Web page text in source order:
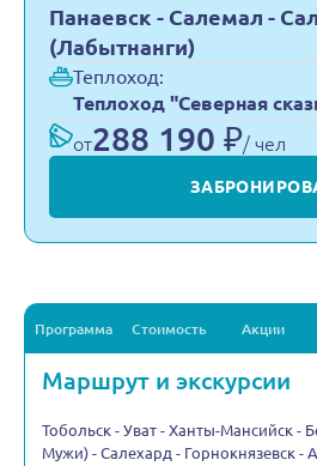
Панаевск - Салемал -
(Лабытнанги)
Теплоход:
Теплоход "Северная
от288 190 ₽/ чел
Программа Стоимость Акции
Маршрут и экскурсии
Тобольск - Уват - Ханты-Мансийск -
Мужи) - Салехард - Горнокнязевск -